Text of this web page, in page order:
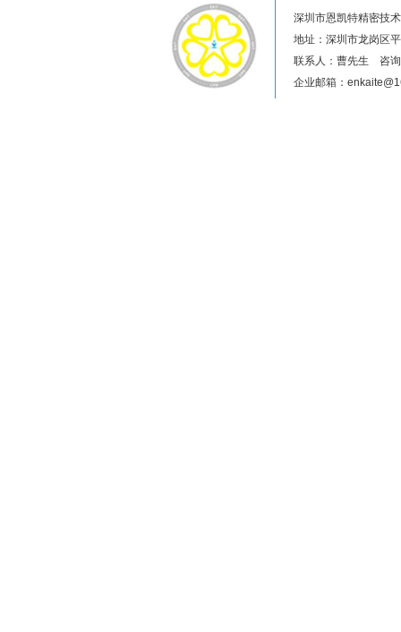
深圳市恩凯特精密技
地址：深圳市龙岗区
联系人：曹先生 咨
企业邮箱：